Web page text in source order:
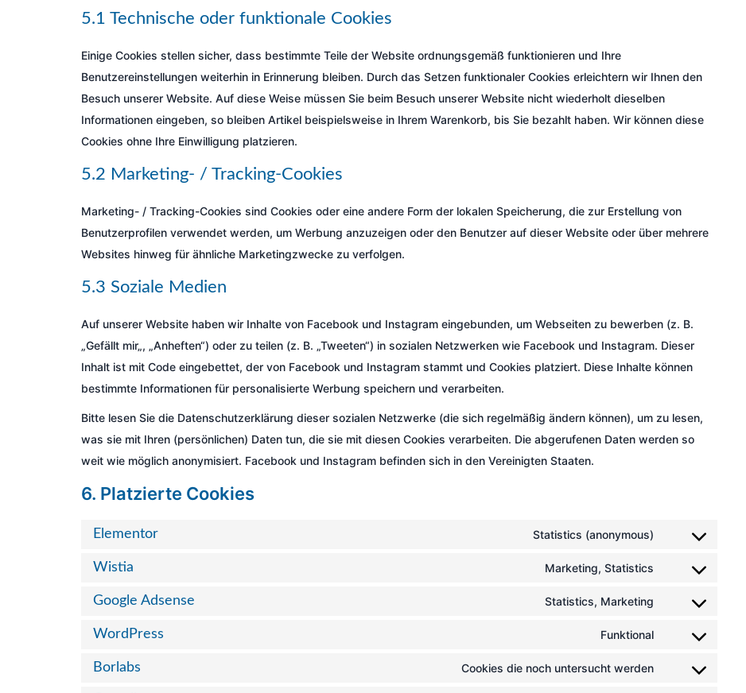
5.1 Technische oder funktionale Cookies
Einige Cookies stellen sicher, dass bestimmte Teile der Website ordnungsgemäß funktionieren und Ihre
Benutzereinstellungen weiterhin in Erinnerung bleiben. Durch das Setzen funktionaler Cookies erleichtern wir Ihnen den
Besuch unserer Website. Auf diese Weise müssen Sie beim Besuch unserer Website nicht wiederholt dieselben
Informationen eingeben, so bleiben Artikel beispielsweise in Ihrem Warenkorb, bis Sie bezahlt haben. Wir können diese
Cookies ohne Ihre Einwilligung platzieren.
5.2 Marketing- / Tracking-Cookies
Marketing- / Tracking-Cookies sind Cookies oder eine andere Form der lokalen Speicherung, die zur Erstellung von
Benutzerprofilen verwendet werden, um Werbung anzuzeigen oder den Benutzer auf dieser Website oder über mehrere
Websites hinweg für ähnliche Marketingzwecke zu verfolgen.
5.3 Soziale Medien
Auf unserer Website haben wir Inhalte von Facebook und Instagram eingebunden, um Webseiten zu bewerben (z. B.
„Gefällt mir„, „Anheften“) oder zu teilen (z. B. „Tweeten“) in sozialen Netzwerken wie Facebook und Instagram. Dieser
Inhalt ist mit Code eingebettet, der von Facebook und Instagram stammt und Cookies platziert. Diese Inhalte können
bestimmte Informationen für personalisierte Werbung speichern und verarbeiten.
Bitte lesen Sie die Datenschutzerklärung dieser sozialen Netzwerke (die sich regelmäßig ändern können), um zu lesen,
was sie mit Ihren (persönlichen) Daten tun, die sie mit diesen Cookies verarbeiten. Die abgerufenen Daten werden so
weit wie möglich anonymisiert. Facebook und Instagram befinden sich in den Vereinigten Staaten.
6. Platzierte Cookies
Elementor Statistics (anonymous)
Wistia Marketing, Statistics
Google Adsense Statistics, Marketing
WordPress Funktional
Borlabs Cookies die noch untersucht werden